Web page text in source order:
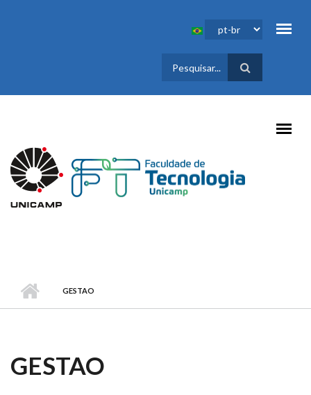
FORMULÁRIO
DE BUSCA
GESTAO
GESTAO